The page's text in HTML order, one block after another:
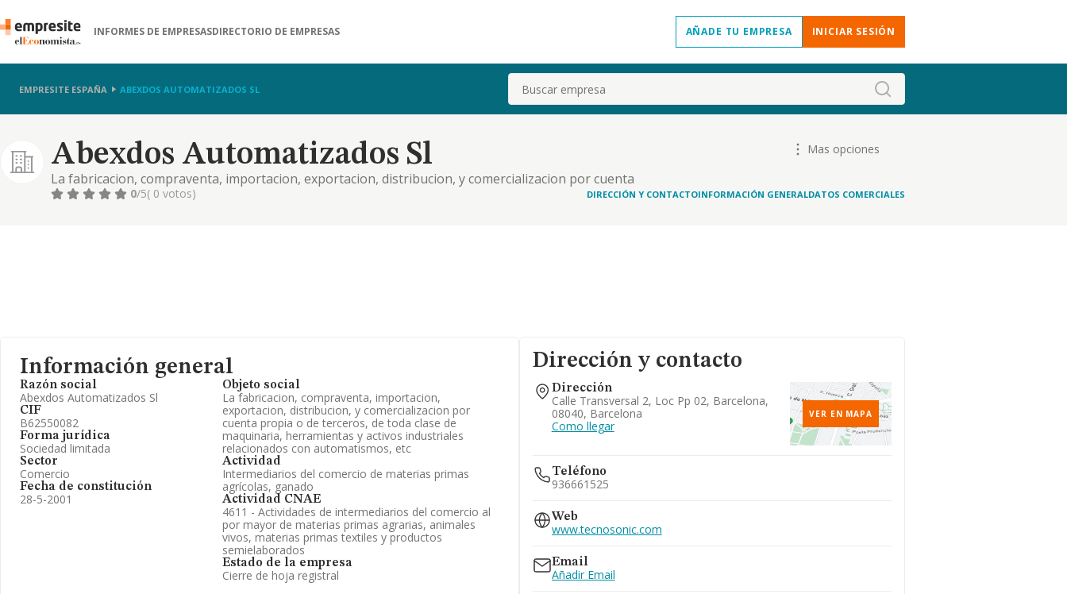
INFORMES DE EMPRESASDIRECTORIO DE EMPRESAS AÑADE TU EMPRESA INICIAR SESIÓN
EMPRESITE ESPAÑA ABEXDOS AUTOMATIZADOS SL Buscar
Abexdos Automatizados Sl
La fabricacion, compraventa, importacion, exportacion, distribucion, y comercializacion por cuenta
propia o de terceros, de toda clase de maquinaria, herramientas y activos industriales relacionados
Mas opciones
0/5( 0 votos) DIRECCIÓN Y CONTACTOINFORMACIÓN GENERALDATOS COMERCIALES
Información general
Razón social
Abexdos Automatizados Sl
CIF
B62550082
Forma jurídica
Sociedad limitada
Sector
Comercio
Fecha de constitución
28-5-2001
Objeto social
La fabricacion, compraventa, importacion,
exportacion, distribucion, y comercializacion por
cuenta propia o de terceros, de toda clase de
maquinaria, herramientas y activos industriales
relacionados con automatismos, etc
Actividad
Intermediarios del comercio de materias primas
agrícolas, ganado
Actividad CNAE
4611 - Actividades de intermediarios del comercio al
por mayor de materias primas agrarias, animales
vivos, materias primas textiles y productos
semielaborados
Estado de la empresa
Cierre de hoja registral
Dirección y contacto
Dirección
Calle Transversal 2, Loc Pp 02, Barcelona,
08040, Barcelona
Como llegar
VER EN MAPA
Teléfono
936661525
Web
www.tecnosonic.com
Email
Añadir Email